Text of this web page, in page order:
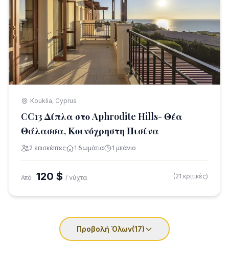
Kouklia, Cyprus
CC13 Δίπλα στο Aphrodite Hills- Θέα
Θάλασσα, Κοινόχρηστη Πισίνα
2 επισκέπτες 1 δωμάτια 1 μπάνιο
Από 120 $ / νύχτα (21 κριτικές)
Προβολή Όλων(17)